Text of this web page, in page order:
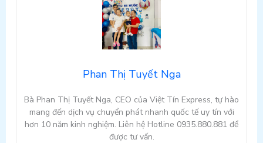
Phan Thị Tuyết Nga
Bà Phan Thị Tuyết Nga, CEO của Việt Tín Express, tự hào
mang đến dịch vụ chuyển phát nhanh quốc tế uy tín với
hơn 10 năm kinh nghiệm. Liên hệ Hotline 0935.880.881 để
được tư vấn.